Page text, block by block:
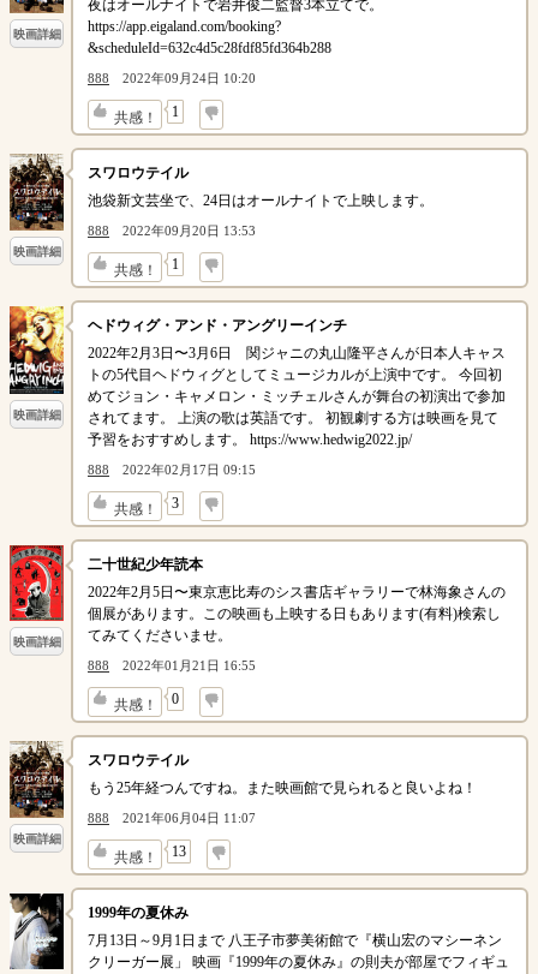
映画詳細
夜はオールナイトで岩井俊二監督3本立てで。
https://app.eigaland.com/booking?
&scheduleId=632c4d5c28fdf85fd364b288
888 2022年09月24日 10:20
共感！ 1
↓
映画詳細
スワロウテイル
池袋新文芸坐で、24日はオールナイトで上映します。
888 2022年09月20日 13:53
共感！ 1
↓
映画詳細
ヘドウィグ・アンド・アングリーインチ
2022年2月3日〜3月6日 関ジャニの丸山隆平さんが日本人キャス
トの5代目ヘドウィグとしてミュージカルが上演中です。 今回初
めてジョン・キャメロン・ミッチェルさんが舞台の初演出で参加
されてます。 上演の歌は英語です。 初観劇する方は映画を見て
予習をおすすめします。 https://www.hedwig2022.jp/
888 2022年02月17日 09:15
共感！ 3
↓
映画詳細
二十世紀少年読本
2022年2月5日〜東京恵比寿のシス書店ギャラリーで林海象さんの
個展があります。この映画も上映する日もあります(有料)検索し
てみてくださいませ。
888 2022年01月21日 16:55
共感！ 0
↓
映画詳細
スワロウテイル
もう25年経つんですね。また映画館で見られると良いよね！
888 2021年06月04日 11:07
共感！ 13
↓
1999年の夏休み
7月13日～9月1日まで 八王子市夢美術館で『横山宏のマシーネン
クリーガー展」 映画『1999年の夏休み』の則夫が部屋でフィギュ